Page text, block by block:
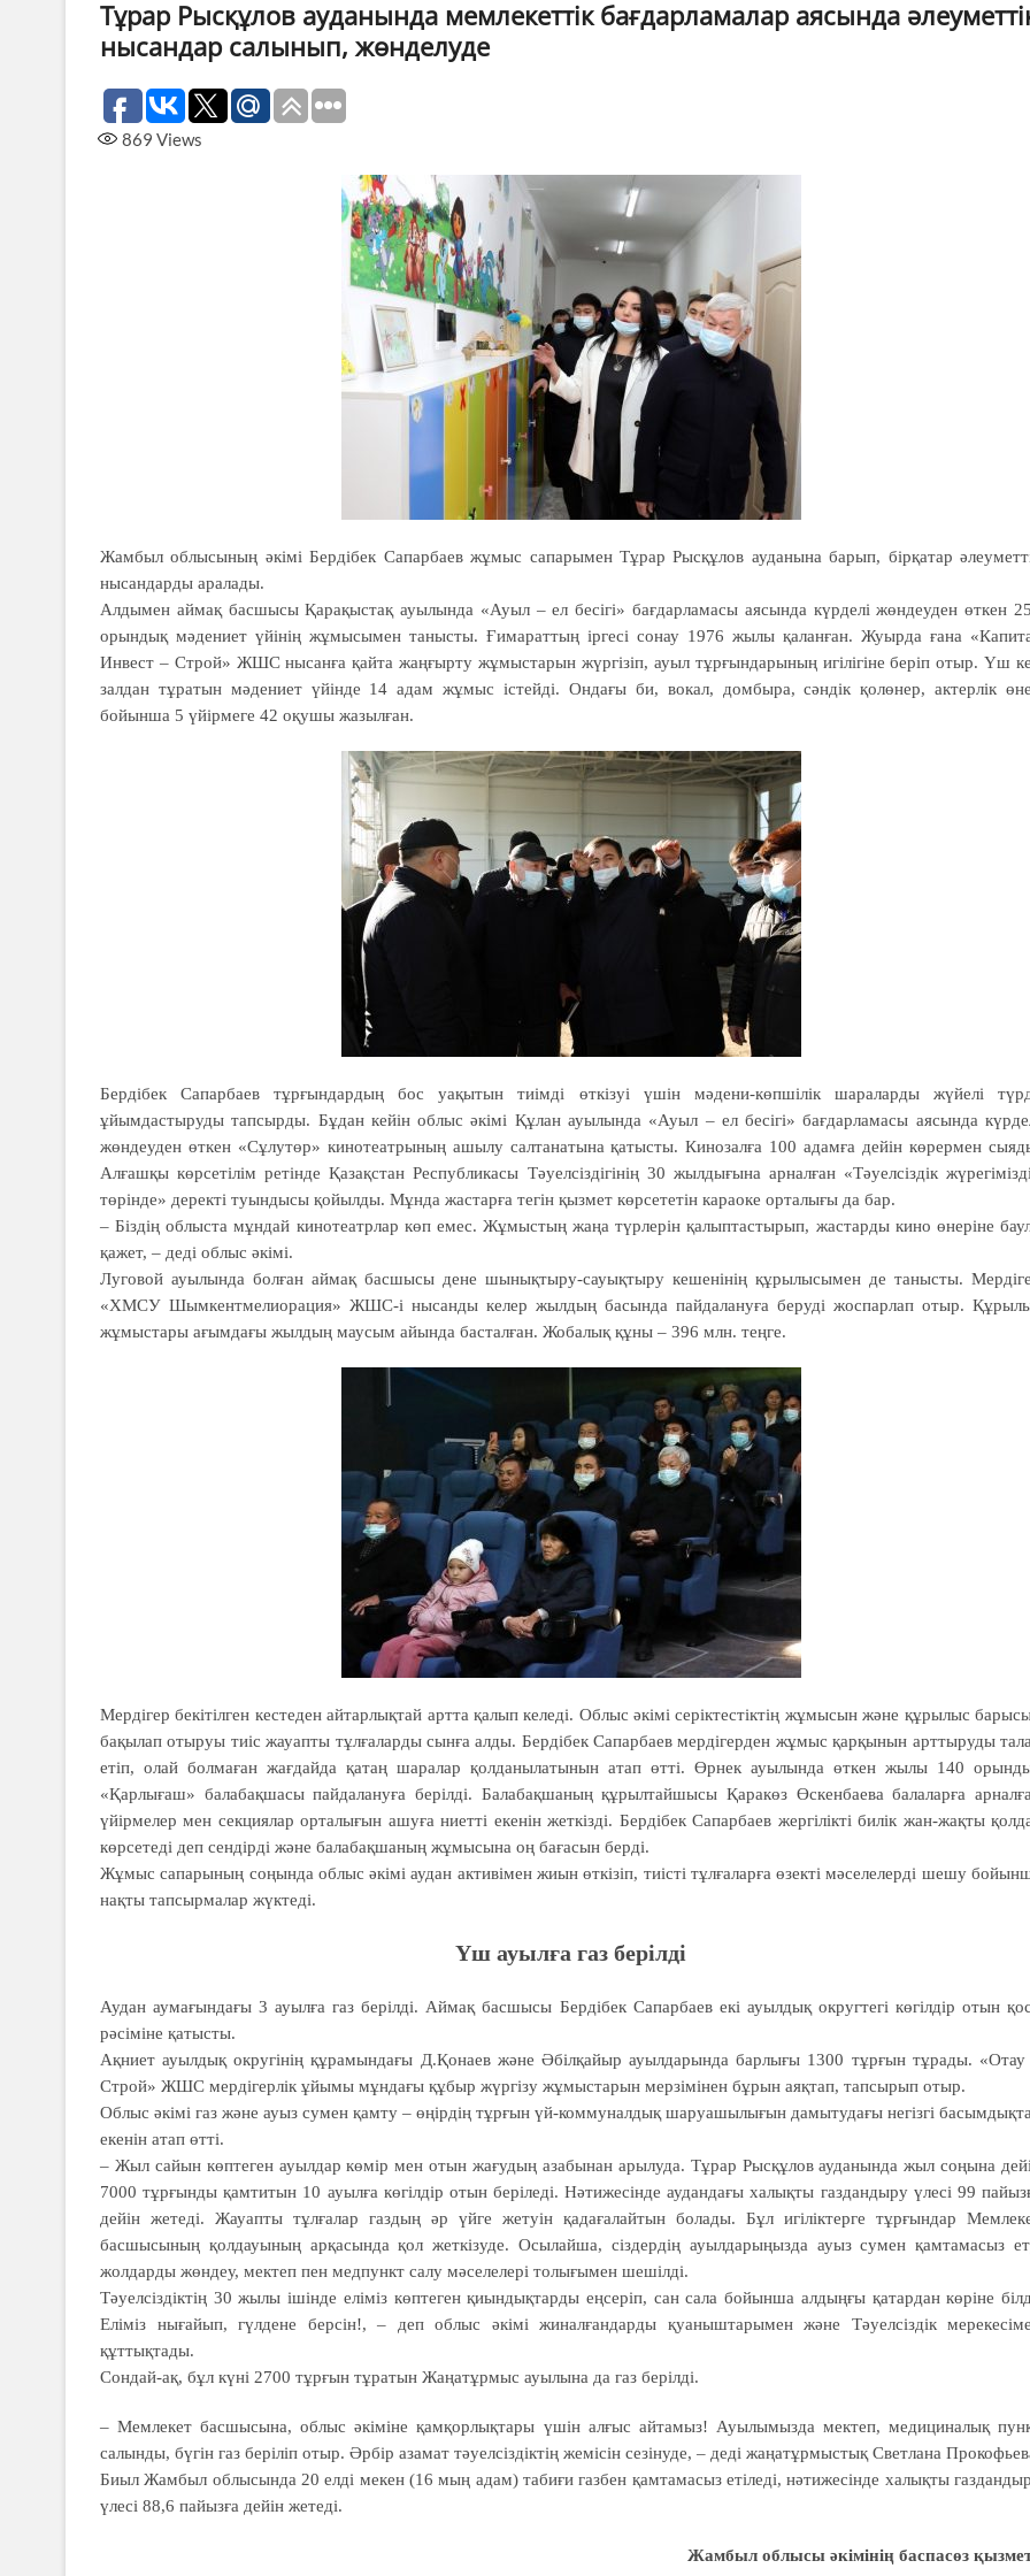
Тұрар Рысқұлов ауданында мемлекеттік бағдарламалар аясында
нысандар салынып, жөнделуде
869 Views
Жамбыл облысының әкімі Бердібек Сапарбаев жұмыс сапарымен Тұрар Рысқұлов ауданына барып, бірқатар
нысандарды аралады.
Алдымен аймақ басшысы Қарақыстақ ауылында «Ауыл – ел бесігі» бағдарламасы аясында күрделі жөндеуден өткен
орындық мәдениет үйінің жұмысымен танысты. Ғимараттың іргесі сонау 1976 жылы қаланған. Жуырда ғана
Инвест – Строй» ЖШС нысанға қайта жаңғырту жұмыстарын жүргізіп, ауыл тұрғындарының игілігіне беріп отыр. Үш
залдан тұратын мәдениет үйінде 14 адам жұмыс істейді. Ондағы би, вокал, домбыра, сәндік қолөнер, актерлік
бойынша 5 үйірмеге 42 оқушы жазылған.
Бердібек Сапарбаев тұрғындардың бос уақытын тиімді өткізуі үшін мәдени-көпшілік шараларды жүйелі
ұйымдастыруды тапсырды. Бұдан кейін облыс әкімі Құлан ауылында «Ауыл – ел бесігі» бағдарламасы аясында
жөндеуден өткен «Сұлутөр» кинотеатрының ашылу салтанатына қатысты. Кинозалға 100 адамға дейін көрермен
Алғашқы көрсетілім ретінде Қазақстан Республикасы Тәуелсіздігінің 30 жылдығына арналған «Тәуелсіздік
төрінде» деректі туындысы қойылды. Мұнда жастарға тегін қызмет көрсететін караоке орталығы да бар.
– Біздің облыста мұндай кинотеатрлар көп емес. Жұмыстың жаңа түрлерін қалыптастырып, жастарды кино өнеріне
қажет, – деді облыс әкімі.
Луговой ауылында болған аймақ басшысы дене шынықтыру-сауықтыру кешенінің құрылы­сымен де танысты.
«ХМСУ Шымкент­мелиорация» ЖШС-і нысанды келер жылдың басында пайдалануға беруді жоспарлап отыр.
жұмыстары ағымдағы жылдың маусым айында басталған. Жобалық құны – 396 млн. теңге.
Мердігер бекітілген кестеден айтарлықтай артта қалып келеді. Облыс әкімі серіктестіктің жұмысын және құрылыс
бақылап отыруы тиіс жауапты тұлғаларды сынға алды. Бердібек Сапарбаев мердігерден жұмыс қарқынын арттыруды
етіп, олай болмаған жағдайда қатаң шаралар қолданылатынын атап өтті. Өрнек ауылында өткен жылы 140
«Қарлығаш» балабақшасы пайдалануға берілді. Балабақшаның құрылтайшысы Қаракөз Өскенбаева балаларға
үйірмелер мен секциялар орталығын ашуға ниетті екенін жеткізді. Бердібек Сапарбаев жергілікті билік жан-жақты
көрсетеді деп сендірді және балабақшаның жұмысына оң бағасын берді.
Жұмыс сапарының соңында облыс әкімі аудан активімен жиын өткізіп, тиісті тұлғаларға өзекті мәселелерді шешу
нақты тапсырмалар жүктеді.
Үш ауылға газ берілді
Аудан аумағындағы 3 ауылға газ берілді. Аймақ басшысы Бердібек Сапарбаев екі ауылдық округтегі көгілдір отын
рәсіміне қатысты.
Ақниет ауылдық округінің құрамындағы Д.Қонаев және Әбілқайыр ауылдарында барлығы 1300 тұрғын тұрады.
Строй» ЖШС мердігерлік ұйымы мұндағы құбыр жүргізу жұмыстарын мерзімінен бұрын аяқтап, тапсырып отыр.
Облыс әкімі газ және ауыз сумен қамту – өңірдің тұрғын үй-коммуналдық шаруашылығын дамытудағы негізгі
екенін атап өтті.
– Жыл сайын көптеген ауылдар көмір мен отын жағудың азабынан арылуда. Тұрар Рысқұлов ауданында жыл соңына
7000 тұрғынды қамтитын 10 ауылға көгілдір отын беріледі. Нәтижесінде аудандағы халықты газдандыру үлесі 99
дейін жетеді. Жауапты тұлғалар газдың әр үйге жетуін қадағалайтын болады. Бұл игіліктерге тұрғындар
басшысының қолдауының арқасында қол жеткізуде. Осылайша, сіздердің ауылдарыңызда ауыз сумен қамтамасыз
жолдарды жөндеу, мектеп пен медпункт салу мәселелері толығымен шешілді.
Тәуелсіздіктің 30 жылы ішінде еліміз көптеген қиындықтарды еңсеріп, сан сала бойынша алдыңғы қатардан көріне
Еліміз нығайып, гүлдене берсін!, – деп облыс әкімі жиналғандарды қуаныштарымен және Тәуелсіздік
құттықтады.
Сондай-ақ, бұл күні 2700 тұрғын тұратын Жаңатұрмыс ауылына да газ берілді.
– Мемлекет басшысына, облыс әкіміне қамқорлықтары үшін алғыс айтамыз! Ауылымызда мектеп, медициналық
салынды, бүгін газ беріліп отыр. Әрбір азамат тәуелсіздіктің жемісін сезінуде, – деді жаңатұрмыстық Светлана
Биыл Жамбыл облысында 20 елді мекен (16 мың адам) табиғи газбен қамтамасыз етіледі, нәтижесінде халықты
үлесі 88,6 пайызға дейін жетеді.
Жамбыл облысы әкімінің баспасөз